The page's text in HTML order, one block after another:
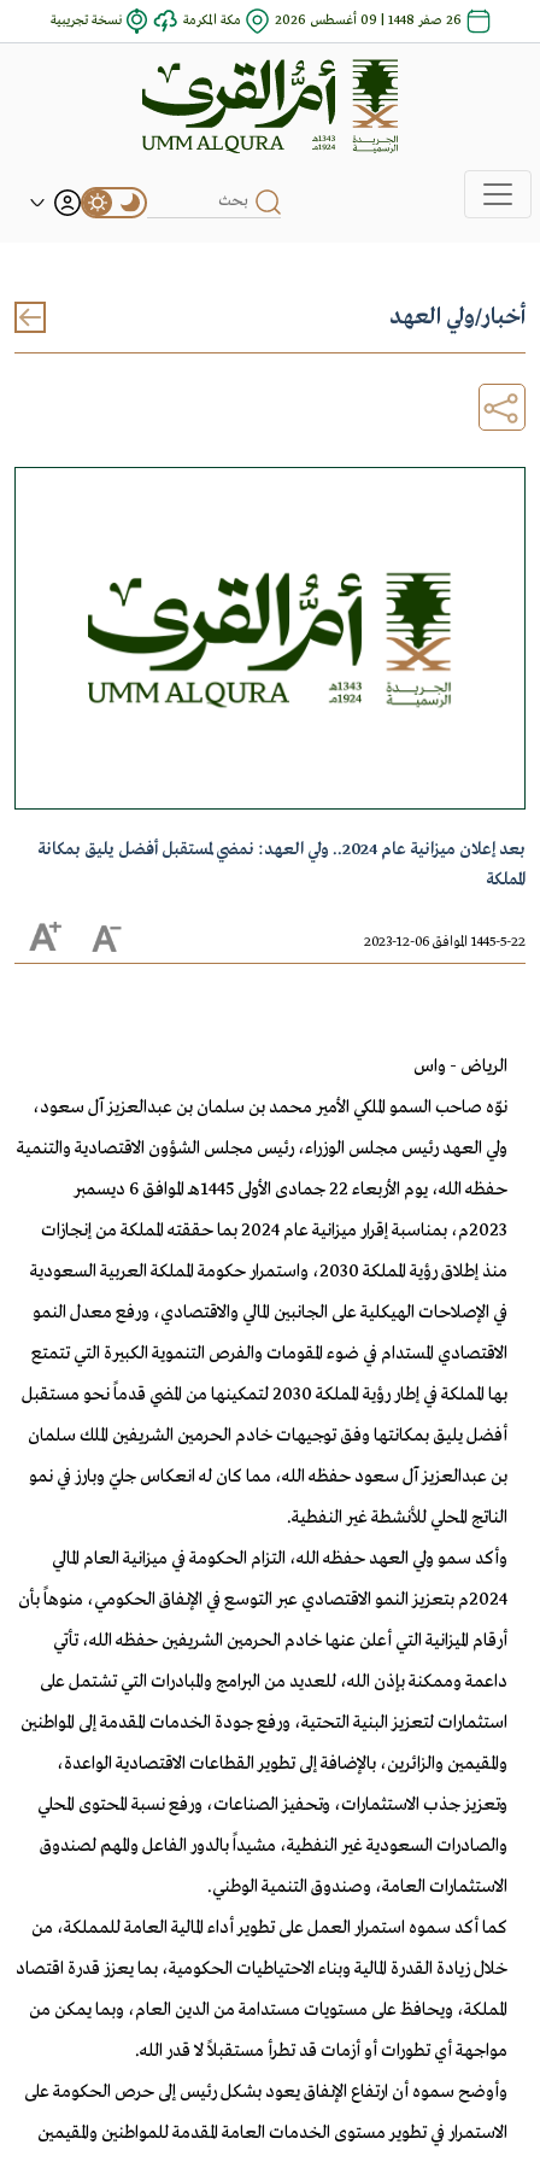
26 صفر 1448 | 09 أغسطس 2026 مكة المكرمة نسخة تجريبية
أخبار/ولي العهد
بعد إعلان ميزانية عام 2024.. ولي العهد: نمضي لمستقبل أفضل يليق بمكانة
المملكة
1445-5-22 الموافق 06-12-2023
الرياض - واس
نوّه صاحب السمو الملكي الأمير محمد بن سلمان بن عبدالعزيز آل سعود،
ولي العهد رئيس مجلس الوزراء، رئيس مجلس الشؤون الاقتصادية والتنمية
حفظه الله، يوم الأربعاء 22 جمادى الأولى 1445هـ الموافق 6 ديسمبر
2023م، بمناسبة إقرار ميزانية عام 2024 بما حققته المملكة من إنجازات
منذ إطلاق رؤية المملكة 2030، واستمرار حكومة المملكة العربية السعودية
في الإصلاحات الهيكلية على الجانبين المالي والاقتصادي، ورفع معدل النمو
الاقتصادي المستدام في ضوء المقومات والفرص التنموية الكبيرة التي تتمتع
بها المملكة في إطار رؤية المملكة 2030 لتمكينها من المضي قدماً نحو مستقبل
أفضل يليق بمكانتها وفق توجيهات خادم الحرمين الشريفين الملك سلمان
بن عبدالعزيز آل سعود حفظه الله، مما كان له انعكاس جليّ وبارز في نمو
الناتج المحلي للأنشطة غير النفطية.
وأكد سمو ولي العهد حفظه الله، التزام الحكومة في ميزانية العام المالي
2024م بتعزيز النمو الاقتصادي عبر التوسع في الإنفاق الحكومي، منوهاً بأن
أرقام الميزانية التي أعلن عنها خادم الحرمين الشريفين حفظه الله، تأتي
داعمة وممكنة بإذن الله، للعديد من البرامج والمبادرات التي تشتمل على
استثمارات لتعزيز البنية التحتية، ورفع جودة الخدمات المقدمة إلى المواطنين
والمقيمين والزائرين، بالإضافة إلى تطوير القطاعات الاقتصادية الواعدة،
وتعزيز جذب الاستثمارات، وتحفيز الصناعات، ورفع نسبة المحتوى المحلي
والصادرات السعودية غير النفطية، مشيداً بالدور الفاعل والمهم لصندوق
الاستثمارات العامة، وصندوق التنمية الوطني.
كما أكد سموه استمرار العمل على تطوير أداء المالية العامة للمملكة، من
خلال زيادة القدرة المالية وبناء الاحتياطيات الحكومية، بما يعزز قدرة اقتصاد
المملكة، ويحافظ على مستويات مستدامة من الدين العام، وبما يمكن من
مواجهة أي تطورات أو أزمات قد تطرأ مستقبلاً لا قدر الله.
وأوضح سموه أن ارتفاع الإنفاق يعود بشكل رئيس إلى حرص الحكومة على
الاستمرار في تطوير مستوى الخدمات العامة المقدمة للمواطنين والمقيمين